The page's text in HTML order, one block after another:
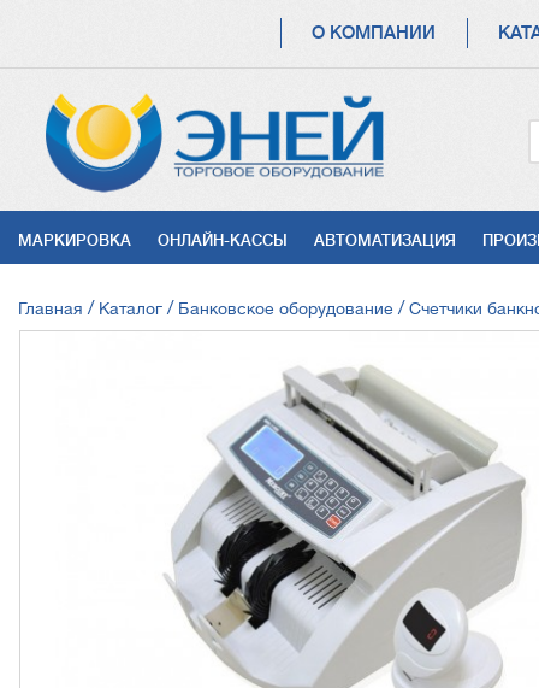
НАВИГАЦИЯ
О КОМПАНИИ
УСЛУГИ
МАРКИРОВКА ОНЛАЙН-КАССЫ АВТОМАТИЗАЦИЯ
СТРОКА
НАВИГАЦИИ
Главная Каталог Банковское оборудование Счетчики